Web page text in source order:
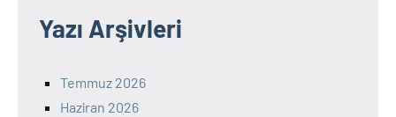
Yazı Arşivleri
Temmuz 2026
Haziran 2026